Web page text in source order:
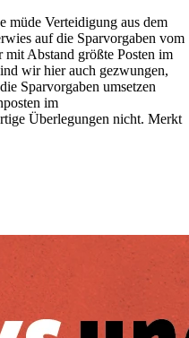
müde Verteidigung aus dem
auf die Sparvorgaben vom
Abstand größte Posten im
wir hier auch gezwungen,
Sparvorgaben umsetzen
im
Überlegungen nicht. Merkt